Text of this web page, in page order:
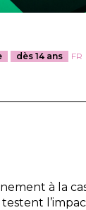
dès 14 ans FR
à la